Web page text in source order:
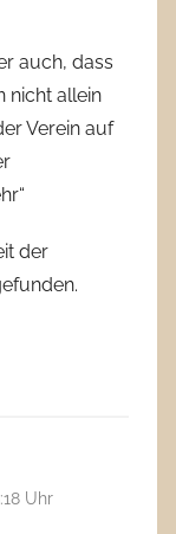
auch, dass
nicht allein
Verein auf
der
Uhr